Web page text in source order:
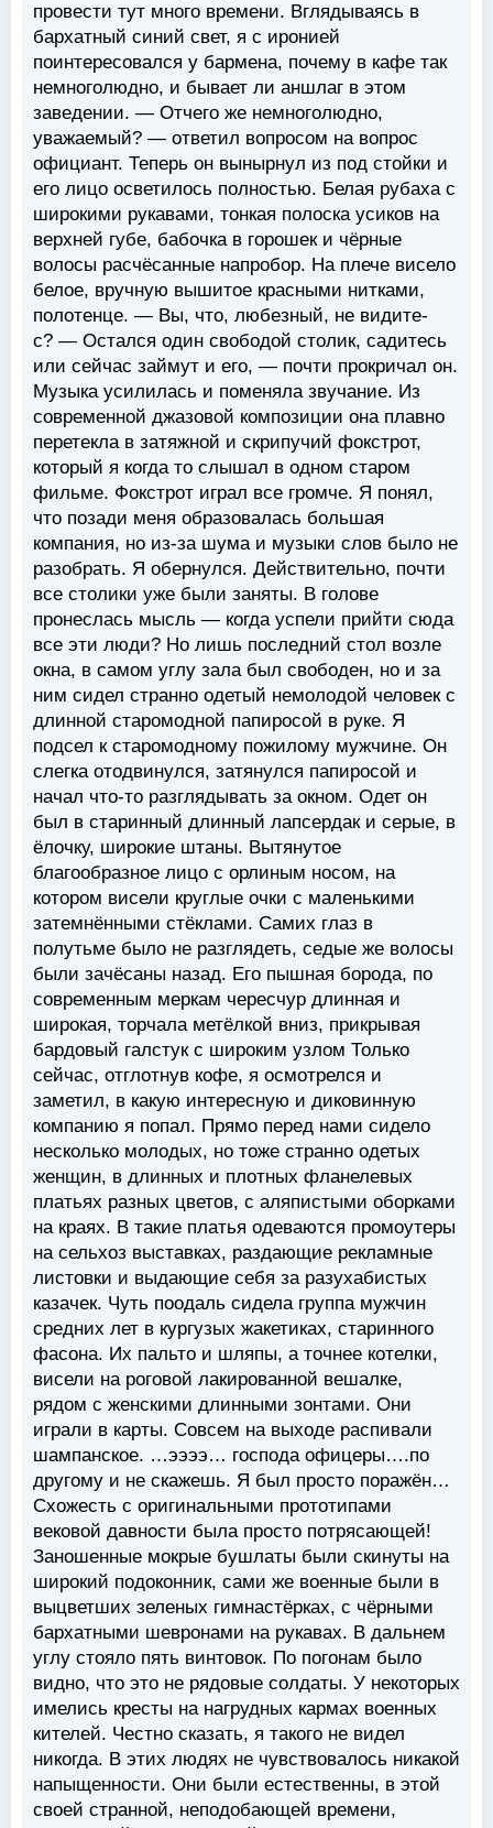
провести тут много времени. Вглядываясь в
бархатный синий свет, я с иронией
поинтересовался у бармена, почему в кафе так
немноголюдно, и бывает ли аншлаг в этом
заведении. — Отчего же немноголюдно,
уважаемый? — ответил вопросом на вопрос
официант. Теперь он вынырнул из под стойки и
его лицо осветилось полностью. Белая рубаха с
широкими рукавами, тонкая полоска усиков на
верхней губе, бабочка в горошек и чёрные
волосы расчёсанные напробор. На плече висело
белое, вручную вышитое красными нитками,
полотенце. — Вы, что, любезный, не видите-
с? — Остался один свободой столик, садитесь
или сейчас займут и его, — почти прокричал он.
Музыка усилилась и поменяла звучание. Из
современной джазовой композиции она плавно
перетекла в затяжной и скрипучий фокстрот,
который я когда то слышал в одном старом
фильме. Фокстрот играл все громче. Я понял,
что позади меня образовалась большая
компания, но из-за шума и музыки слов было не
разобрать. Я обернулся. Действительно, почти
все столики уже были заняты. В голове
пронеслась мысль — когда успели прийти сюда
все эти люди? Но лишь последний стол возле
окна, в самом углу зала был свободен, но и за
ним сидел странно одетый немолодой человек с
длинной старомодной папиросой в руке. Я
подсел к старомодному пожилому мужчине. Он
слегка отодвинулся, затянулся папиросой и
начал что-то разглядывать за окном. Одет он
был в старинный длинный лапсердак и серые, в
ёлочку, широкие штаны. Вытянутое
благообразное лицо с орлиным носом, на
котором висели круглые очки с маленькими
затемнёнными стёклами. Самих глаз в
полутьме было не разглядеть, седые же волосы
были зачёсаны назад. Его пышная борода, по
современным меркам чересчур длинная и
широкая, торчала метёлкой вниз, прикрывая
бардовый галстук с широким узлом Только
сейчас, отглотнув кофе, я осмотрелся и
заметил, в какую интересную и диковинную
компанию я попал. Прямо перед нами сидело
несколько молодых, но тоже странно одетых
женщин, в длинных и плотных фланелевых
платьях разных цветов, с аляпистыми оборками
на краях. В такие платья одеваются промоутеры
на сельхоз выставках, раздающие рекламные
листовки и выдающие себя за разухабистых
казачек. Чуть поодаль сидела группа мужчин
средних лет в кургузых жакетиках, старинного
фасона. Их пальто и шляпы, а точнее котелки,
висели на роговой лакированной вешалке,
рядом с женскими длинными зонтами. Они
играли в карты. Совсем на выходе распивали
шампанское. …ээээ… господа офицеры….по
другому и не скажешь. Я был просто поражён…
Схожесть с оригинальными прототипами
вековой давности была просто потрясающей!
Заношенные мокрые бушлаты были скинуты на
широкий подоконник, сами же военные были в
выцветших зеленых гимнастёрках, с чёрными
бархатными шевронами на рукавах. В дальнем
углу стояло пять винтовок. По погонам было
видно, что это не рядовые солдаты. У некоторых
имелись кресты на нагрудных кармах военных
кителей. Честно сказать, я такого не видел
никогда. В этих людях не чувствовалось никакой
напыщенности. Они были естественны, в этой
своей странной, неподобающей времени,